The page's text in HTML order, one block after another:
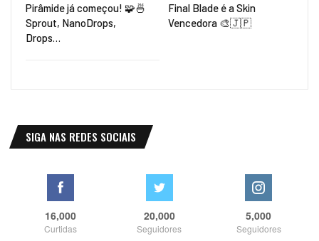
Pirâmide já começou! 🧩🍜
Sprout, NanoDrops,
Drops…
Final Blade é a Skin
Vencedora 🎨🇯🇵
SIGA NAS REDES SOCIAIS
16,000
Curtidas
20,000
Seguidores
5,000
Seguidores